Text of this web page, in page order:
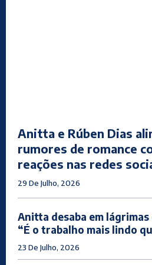
Anitta e Rúben Dias
rumores de romance
reações nas redes
29 De Julho, 2026
Anitta desaba em
“É o trabalho mais lindo
23 De Julho, 2026